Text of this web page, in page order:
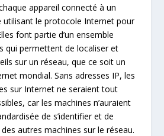
appareil connecté à un
utilisant le protocole Internet pour
font partie d’un ensemble
qui permettent de localiser et
sur un réseau, que ce soit un
mondial. Sans adresses IP, les
sur Internet ne seraient tout
car les machines n’auraient
de s’identifier et de
autres machines sur le réseau.